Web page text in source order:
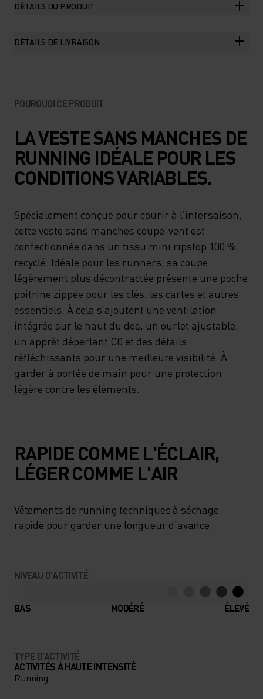
DÉTAILS DU PRODUIT
DÉTAILS DE LIVRAISON
POURQUOI CE PRODUIT
LA VESTE SANS MANCHES DE
RUNNING IDÉALE POUR LES
CONDITIONS VARIABLES.
Spécialement conçue pour courir à l’intersaison,
cette veste sans manches coupe-vent est
confectionnée dans un tissu mini ripstop 100 %
recyclé. Idéale pour les runners, sa coupe
légèrement plus décontractée présente une poche
poitrine zippée pour les clés, les cartes et autres
essentiels. À cela s’ajoutent une ventilation
intégrée sur le haut du dos, un ourlet ajustable,
un apprêt déperlant C0 et des détails
réfléchissants pour une meilleure visibilité. À
garder à portée de main pour une protection
légère contre les éléments.
RAPIDE COMME L'ÉCLAIR,
LÉGER COMME L'AIR
Vêtements de running techniques à séchage
rapide pour garder une longueur d'avance.
NIVEAU D'ACTIVITÉ
BAS MODÉRÉ ÉLEVÉ
TYPE D’ACTIVITÉ
ACTIVITÉS À HAUTE INTENSITÉ
Running